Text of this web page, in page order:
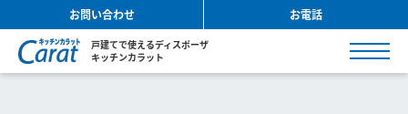
お問い合わせ お電話
戸建てで使えるディスポーザ
キッチンカラット